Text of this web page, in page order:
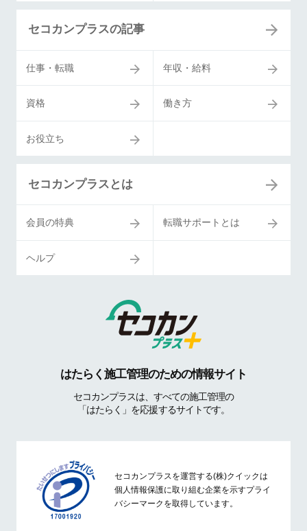
セコカンプラスの記事
仕事・転職 年収・給料
資格 働き方
お役立ち
セコカンプラスとは
会員の特典 転職サポートとは
ヘルプ
はたらく施工管理のための情報サイト
セコカンプラスは、すべての施工管理の
「はたらく」を応援するサイトです。
セコカンプラスを運営する(株)クイックは
個人情報保護に取り組む企業を示すプライ
バシーマークを取得しています。